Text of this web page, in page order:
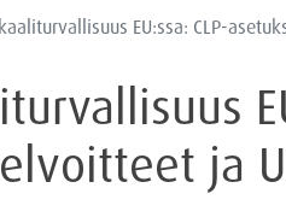
EU:ssa: CLP-
ja